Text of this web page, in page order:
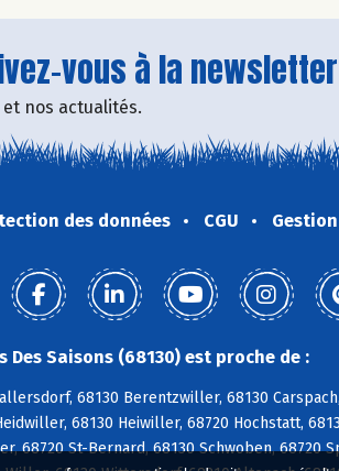
vous à la
nos actualités.
des données CGU
Des Saisons (68130) est proche de :
68130 Berentzwiller, 68130
68130 Heiwiller, 68720 Hochstatt,
68720 St-Bernard, 68130 Schwoben, 68720